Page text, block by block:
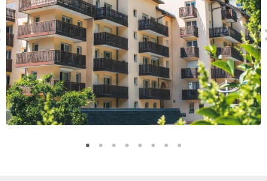
Pour varier vos activités, partagez des moments en famille au
cinéma, buvez un verre entre amis dans un pub ou restez au
chaud devant votre poste de télévision. Il vous sera
également possible de vous relaxer à l’espace détente de
l’établissement. Bains à remous et hammam y sont aménagés.
Vous pourrez éventuellement faire des parties de billard ou
aller à la bibliothèque de la résidence si l’envie vous prend. En
fin de soirée, connectez-vous gratuitement à la WI-Fi et
postez vos moments de la journée sur les réseaux sociaux.